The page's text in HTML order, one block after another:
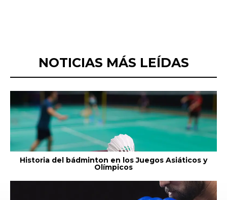
NOTICIAS MÁS LEÍDAS
Historia del bádminton en los Juegos Asiáticos y
Olímpicos